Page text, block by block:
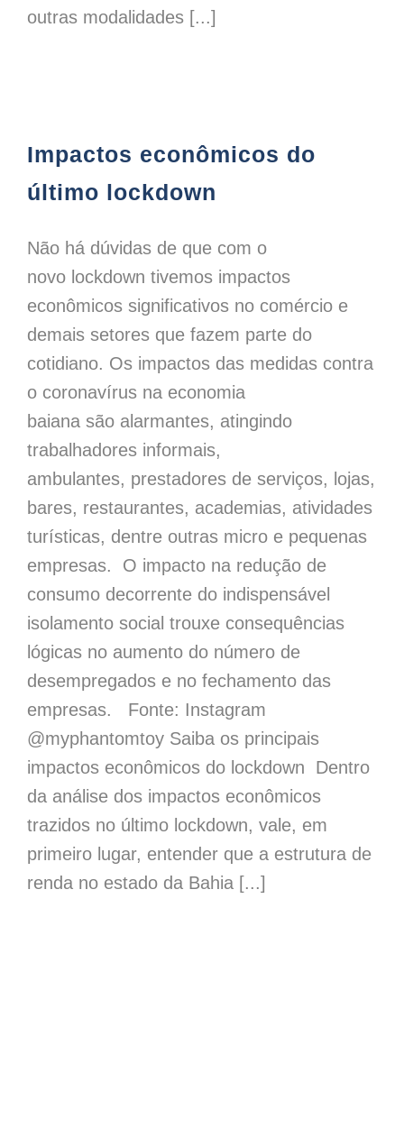
outras modalidades [...]
Impactos econômicos do
último lockdown
Não há dúvidas de que com o
novo lockdown tivemos impactos
econômicos significativos no comércio e
demais setores que fazem parte do
cotidiano. Os impactos das medidas contra
o coronavírus na economia
baiana são alarmantes, atingindo
trabalhadores informais,
ambulantes, prestadores de serviços, lojas,
bares, restaurantes, academias, atividades
turísticas, dentre outras micro e pequenas
empresas. O impacto na redução de
consumo decorrente do indispensável
isolamento social trouxe consequências
lógicas no aumento do número de
desempregados e no fechamento das
empresas. Fonte: Instagram
@myphantomtoy Saiba os principais
impactos econômicos do lockdown Dentro
da análise dos impactos econômicos
trazidos no último lockdown, vale, em
primeiro lugar, entender que a estrutura de
renda no estado da Bahia [...]